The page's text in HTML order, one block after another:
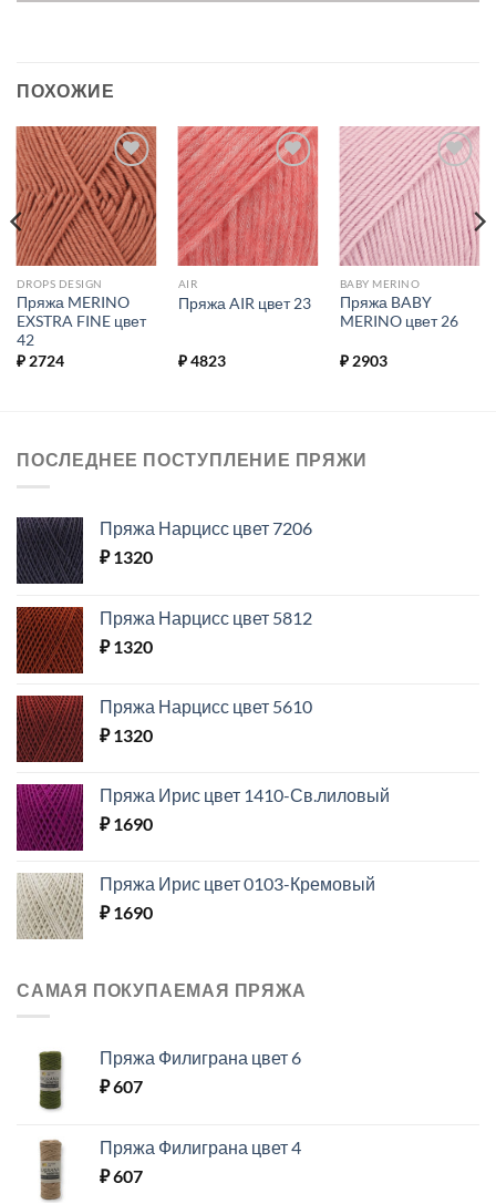
ПОХОЖИЕ
Добавить в
избранное.
DROPS DESIGN
Пряжа MERINO
EXSTRA FINE цвет
42
₽2724
Добавить в
избранное.
AIR
Пряжа AIR цвет 23
₽4823
Добавить в
избранное.
BABY MERINO
Пряжа BABY
MERINO цвет 26
₽2903
ПОСЛЕДНЕЕ ПОСТУПЛЕНИЕ ПРЯЖИ
Пряжа Нарцисс цвет 7206
₽1320
Пряжа Нарцисс цвет 5812
₽1320
Пряжа Нарцисс цвет 5610
₽1320
Пряжа Ирис цвет 1410-Св.лиловый
₽1690
Пряжа Ирис цвет 0103-Кремовый
₽1690
САМАЯ ПОКУПАЕМАЯ ПРЯЖА
Пряжа Филиграна цвет 6
₽607
Пряжа Филиграна цвет 4
₽607